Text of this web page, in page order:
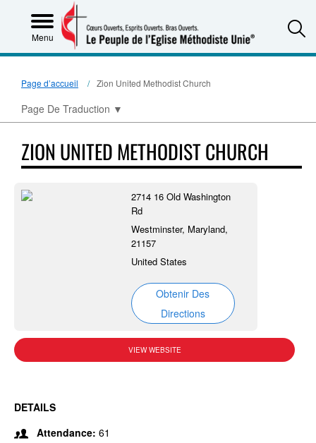
Menu
Page d’accueil Zion United Methodist Church
Page De Traduction ▼
ZION UNITED METHODIST CHURCH
2714 16 Old Washington
Rd
Westminster, Maryland,
21157
United States
Obtenir Des
Directions
VIEW WEBSITE
DETAILS
Attendance: 61